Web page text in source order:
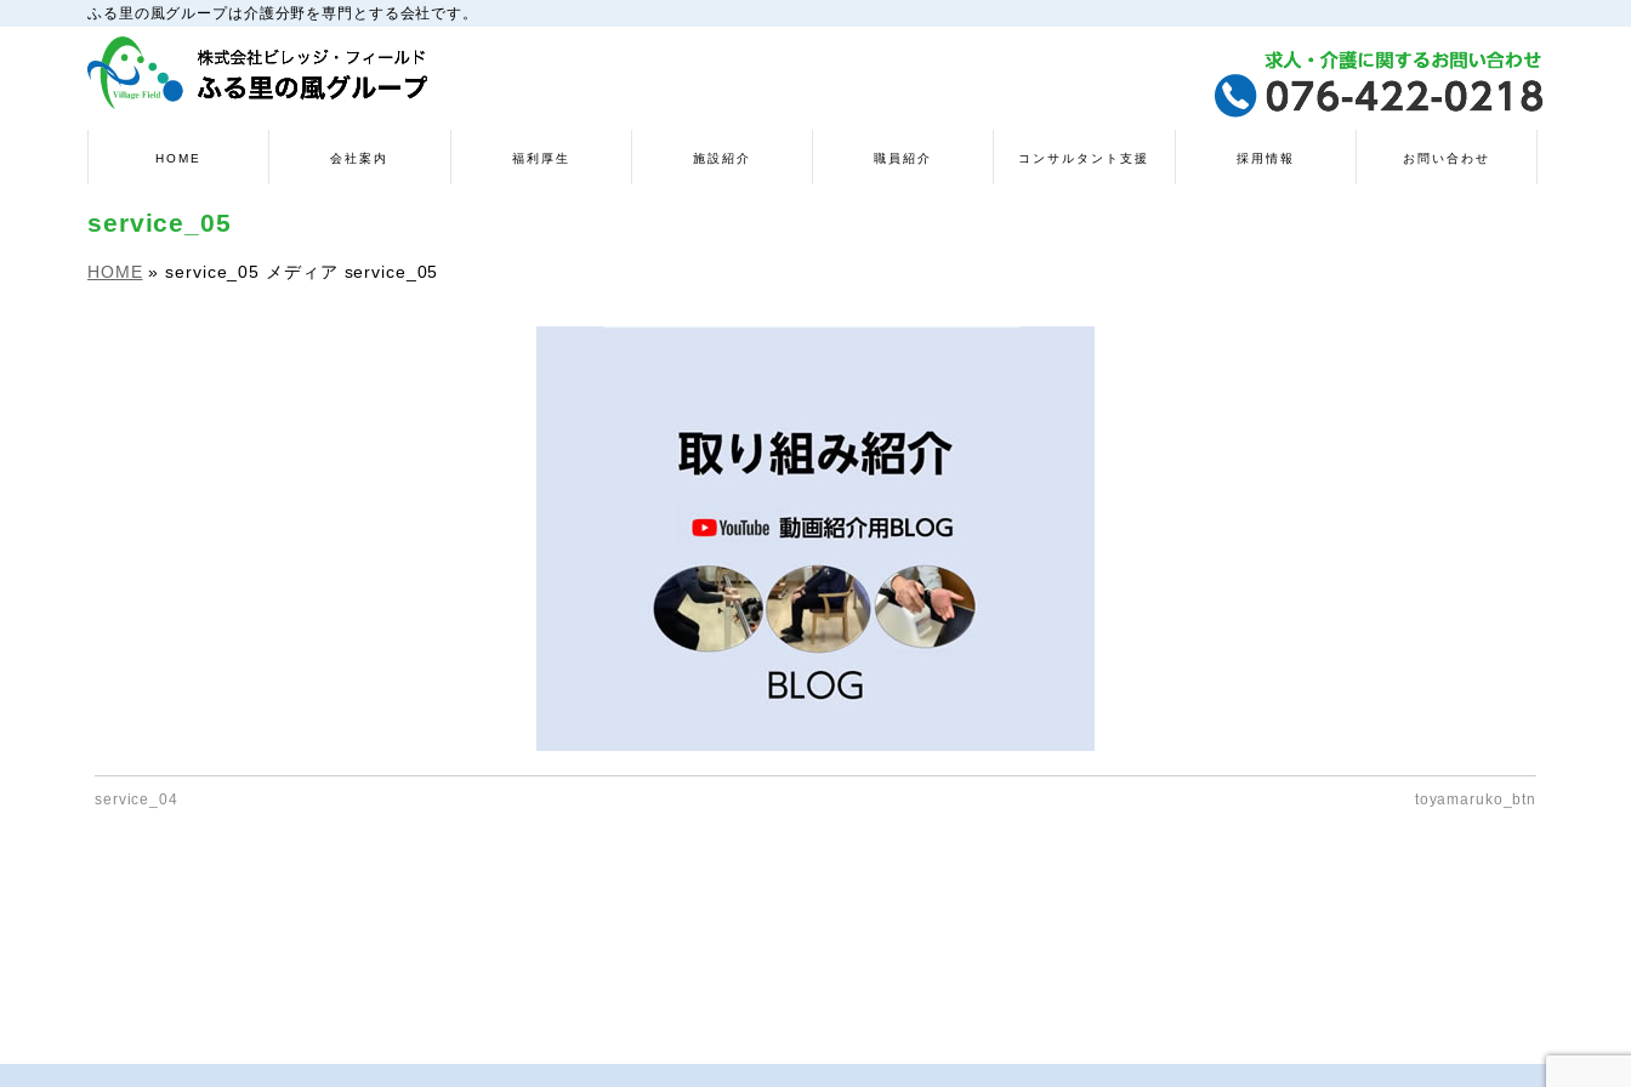
ふる里の風グループは介護分野を専門とする会社です。
HOME 会社案内 福利厚生 施設紹介 職員紹介 コンサルタント支援 採用情報 お問い合わせ
service_05
HOME » service_05 メディア service_05
service_04 toyamaruko_btn